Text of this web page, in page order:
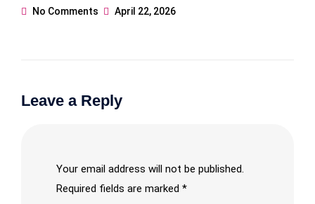
No Comments April 22, 2026
Leave a Reply
Your email address will not be published.
Required fields are marked *